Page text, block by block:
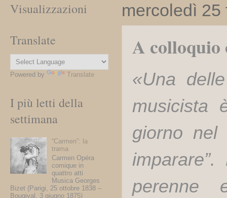
mercoledì 25
A
«Una
musicista
giorno nel
perenne
Visualizzazioni
Translate
Powered by Translate
I più letti della
settimana
“Carmen”: la
trama
Carmen Opéra
comique in
quattro atti
Musica Georges
Bizet (Parigi, 25 ottobre 1838 –
Bougival, 3 giugno 1875)